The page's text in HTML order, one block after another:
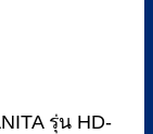
รุ่น HD-